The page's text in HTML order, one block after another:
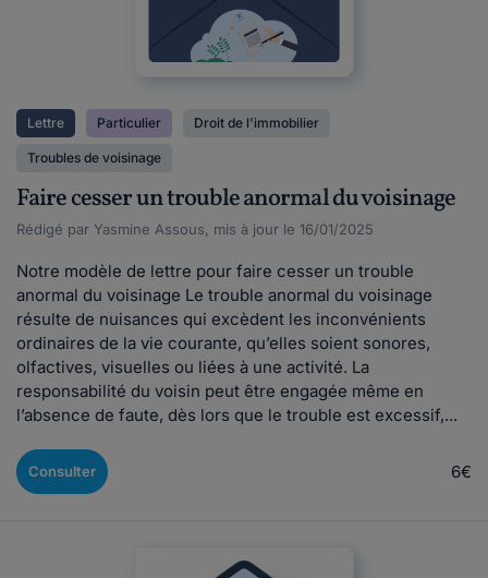
Lettre Particulier Droit de l'immobilier
Troubles de voisinage
Faire cesser un trouble anormal du voisinage
Rédigé par Yasmine Assous, mis à jour le 16/01/2025
Notre modèle de lettre pour faire cesser un trouble
anormal du voisinage Le trouble anormal du voisinage
résulte de nuisances qui excèdent les inconvénients
ordinaires de la vie courante, qu’elles soient sonores,
olfactives, visuelles ou liées à une activité. La
responsabilité du voisin peut être engagée même en
l’absence de faute, dès lors que le trouble est excessif,...
Consulter 6€